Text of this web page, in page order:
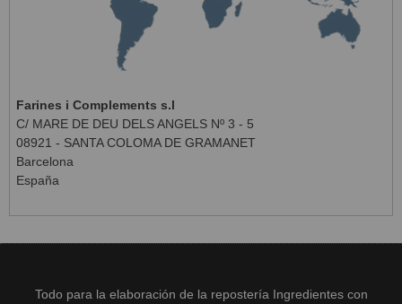
Farines i Complements s.l
C/ MARE DE DEU DELS ANGELS Nº 3 - 5
08921 - SANTA COLOMA DE GRAMANET
Barcelona
España
Todo para la elaboración de la repostería Ingredientes con